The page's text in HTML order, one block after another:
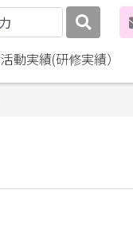
活動実績(研修実績）